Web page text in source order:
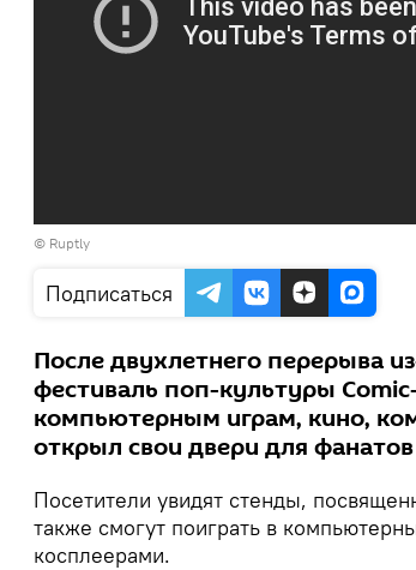
© Ruptly
Подписаться
После двухлетнего перерыва
фестиваль поп-культуры
компьютерным играм, кино,
открыл свои двери для
Посетители увидят стенды,
также смогут поиграть в
косплеерами.